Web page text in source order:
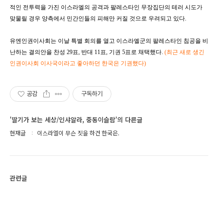
적인 전투력을 가진 이스라엘의 공격과 팔레스타인 무장집단의 테러 시도가
맞물릴 경우 양측에서 민간인들의 피해만 커질 것으로 우려되고 있다.
유엔인권이사회는 이날 특별 회의를 열고 이스라엘군의 팔레스타인 침공을 비
난하는 결의안을 찬성 29표, 반대 11표, 기권 5표로 채택했다. (최근 새로 생긴
인권이사회 이사국이라고 좋아하던 한국은 기권했다)
공감 구독하기
'딸기가 보는 세상/인샤알라, 중동이슬람'의 다른글
현재글 이스라엘이 무슨 짓을 하건 한국은.
관련글